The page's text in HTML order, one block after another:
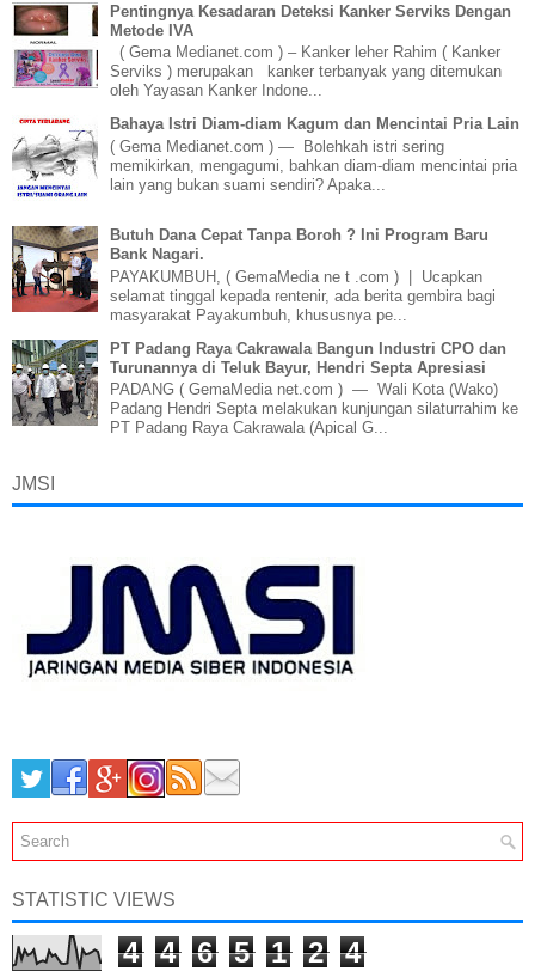
Pentingnya Kesadaran Deteksi Kanker Serviks Dengan
Metode IVA
( Gema Medianet.com ) – Kanker leher Rahim ( Kanker
Serviks ) merupakan kanker terbanyak yang ditemukan
oleh Yayasan Kanker Indone...
Bahaya Istri Diam-diam Kagum dan Mencintai Pria Lain
( Gema Medianet.com ) — Bolehkah istri sering
memikirkan, mengagumi, bahkan diam-diam mencintai pria
lain yang bukan suami sendiri? Apaka...
Butuh Dana Cepat Tanpa Boroh ? Ini Program Baru
Bank Nagari.
PAYAKUMBUH, ( GemaMedia ne t .com ) | Ucapkan
selamat tinggal kepada rentenir, ada berita gembira bagi
masyarakat Payakumbuh, khususnya pe...
PT Padang Raya Cakrawala Bangun Industri CPO dan
Turunannya di Teluk Bayur, Hendri Septa Apresiasi
PADANG ( GemaMedia net.com ) — Wali Kota (Wako)
Padang Hendri Septa melakukan kunjungan silaturrahim ke
PT Padang Raya Cakrawala (Apical G...
JMSI
STATISTIC VIEWS
4 4 6 5 1 2 4